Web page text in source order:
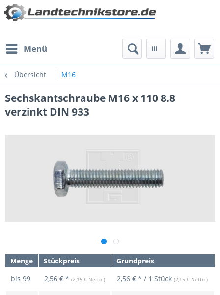
Menü
Übersicht M16
Sechskantschraube M16 x 110 8.8
verzinkt DIN 933
Menge Stückpreis
Grundpreis
bis 99 2,56 € * (2,15 € Netto ) 2,56 € * / 1 Stück (2,15 € Netto )